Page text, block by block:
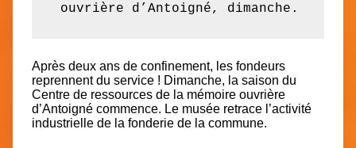
ouvrière d’Antoigné, dimanche.
Après deux ans de confinement, les fondeurs
reprennent du service ! Dimanche, la saison du
Centre de ressources de la mémoire ouvrière
d’Antoigné commence. Le musée retrace l’activité
industrielle de la fonderie de la commune.